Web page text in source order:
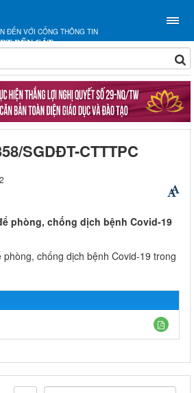
ĐẾN VỚI CỔNG THÔNG TIN
BẾN CÁT
SGDĐT-CTTTPC
phòng, chống dịch bệnh Covid-19
chống dịch bệnh Covid-19 trong